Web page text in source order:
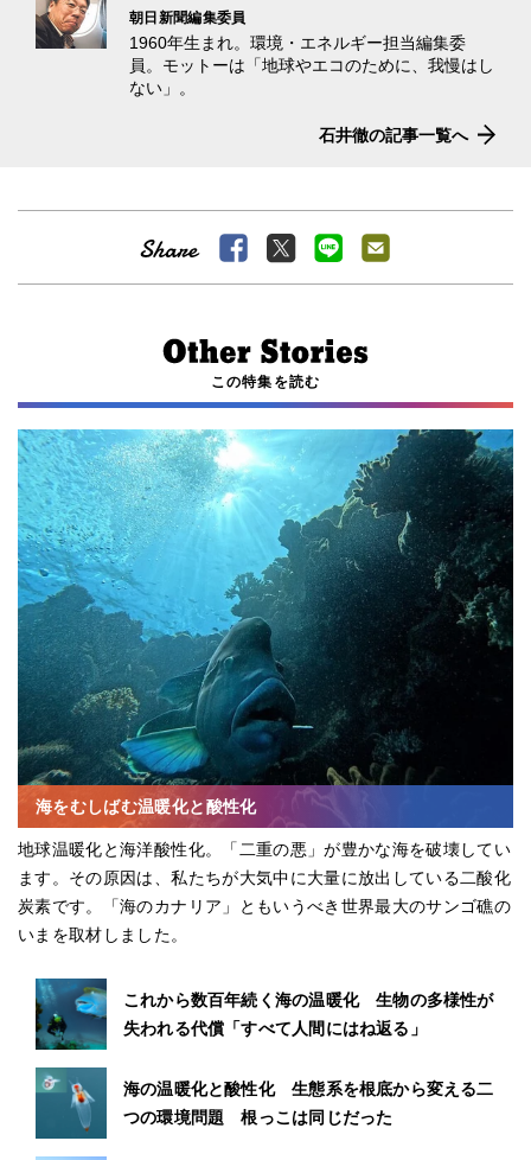
朝日新聞編集委員
1960年生まれ。環境・エネルギー担当編集委
員。モットーは「地球やエコのために、我慢はし
ない」。
石井徹の記事一覧へ
この特集を読む
海をむしばむ温暖化と酸性化
地球温暖化と海洋酸性化。「二重の悪」が豊かな海を破壊してい
ます。その原因は、私たちが大気中に大量に放出している二酸化
炭素です。「海のカナリア」ともいうべき世界最大のサンゴ礁の
いまを取材しました。
これから数百年続く海の温暖化 生物の多様性が
失われる代償「すべて人間にはね返る」
海の温暖化と酸性化 生態系を根底から変える二
つの環境問題 根っこは同じだった